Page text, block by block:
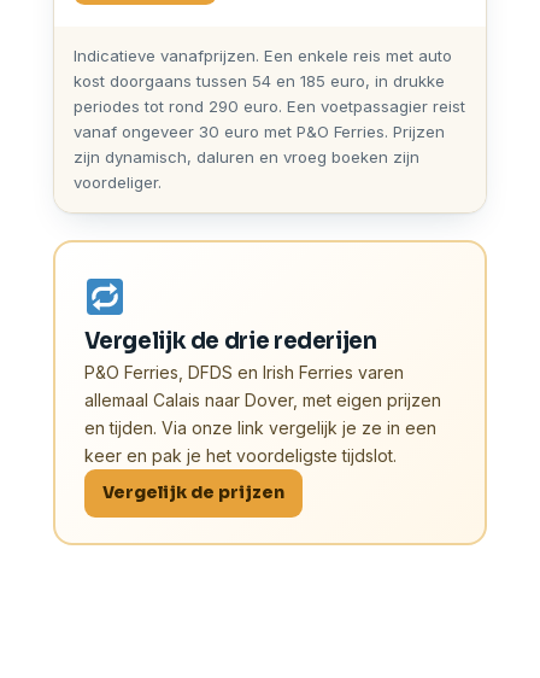
Indicatieve vanafprijzen. Een enkele reis met auto
kost doorgaans tussen 54 en 185 euro, in drukke
periodes tot rond 290 euro. Een voetpassagier reist
vanaf ongeveer 30 euro met P&O Ferries. Prijzen
zijn dynamisch, daluren en vroeg boeken zijn
voordeliger.
Vergelijk de drie rederijen
P&O Ferries, DFDS en Irish Ferries varen
allemaal Calais naar Dover, met eigen prijzen
en tijden. Via onze link vergelijk je ze in een
keer en pak je het voordeligste tijdslot.
Vergelijk de prijzen